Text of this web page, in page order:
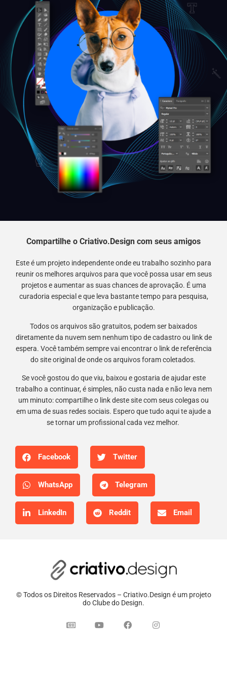
Compartilhe o Criativo.Design com seus amigos
Este é um projeto independente onde eu trabalho sozinho para
reunir os melhores arquivos para que você possa usar em seus
projetos e aumentar as suas chances de aprovação. É uma
curadoria especial e que leva bastante tempo para pesquisa,
organização e publicação.
Todos os arquivos são gratuitos, podem ser baixados
diretamente da nuvem sem nenhum tipo de cadastro ou link de
espera. Você também sempre vai encontrar o link de referência
do site original de onde os arquivos foram coletados.
Se você gostou do que viu, baixou e gostaria de ajudar este
trabalho a continuar, é simples, não custa nada e não leva nem
um minuto: compartilhe o link deste site com seus colegas ou
em uma de suas redes sociais. Espero que tudo aqui te ajude a
se tornar um profissional cada vez melhor.
Facebook Twitter
WhatsApp Telegram
LinkedIn Reddit Email
© Todos os Direitos Reservados – Criativo.Design é um projeto
do Clube do Design.